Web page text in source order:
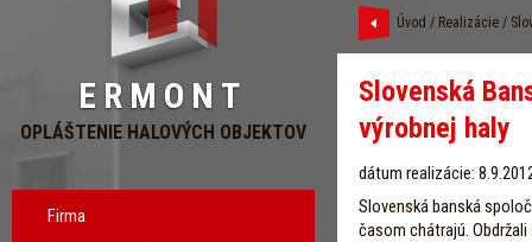
ERMONT
OPLÁŠTENIE HALOVÝCH OBJEKTOV
Firma
Úvod / Realizácie /
Slovenská
výrobnej haly
dátum realizácie:
Slovenská banská
časom chátrajú.